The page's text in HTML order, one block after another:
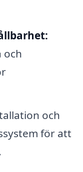
och
och
för att